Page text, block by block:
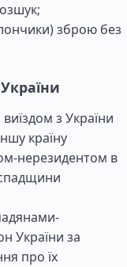
зброю без
з України
країну
нерезидентом в
України за
про їх